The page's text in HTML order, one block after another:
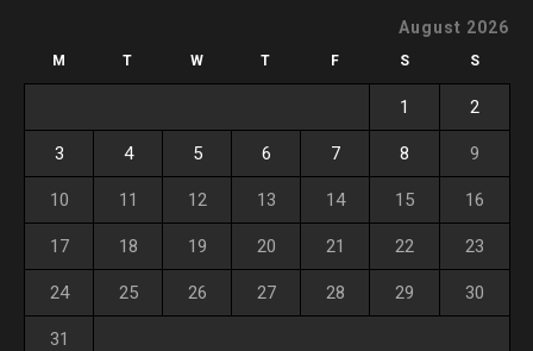
August 2026
M T W T F S S
1 2
3 4 5 6 7 8 9
10 11 12 13 14 15 16
17 18 19 20 21 22 23
24 25 26 27 28 29 30
31